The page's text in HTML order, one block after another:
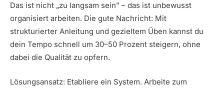
Das ist nicht „zu langsam sein” – das ist unbewusst
organisiert arbeiten. Die gute Nachricht: Mit
strukturierter Anleitung und gezieltem Üben kannst du
dein Tempo schnell um 30–50 Prozent steigern, ohne
dabei die Qualität zu opfern.
Lösungsansatz: Etabliere ein System. Arbeite zum